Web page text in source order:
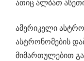
ათიც ალბათ
ამერიკელი
ასტრონომების
მიმართულებით